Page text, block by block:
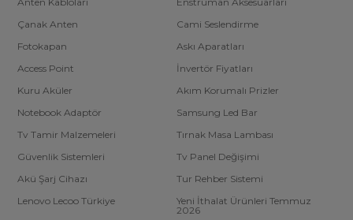
Çanak Anten
Cami Seslendirme
Fotokapan
Askı Aparatları
Access Point
İnvertör Fiyatları
Kuru Aküler
Akım Korumalı Prizler
Notebook Adaptör
Samsung Led Bar
Tv Tamir Malzemeleri
Tırnak Masa Lambası
Güvenlik Sistemleri
Tv Panel Değişimi
Akü Şarj Cihazı
Tur Rehber Sistemi
Lenovo Lecoo Türkiye
Yeni İthalat Ürünleri Temmuz
2026